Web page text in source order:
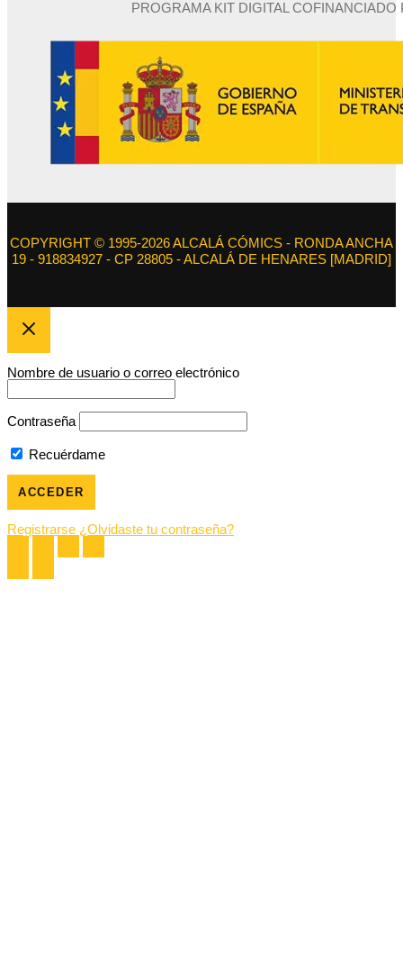
PROGRAMA KIT DIGITAL
COPYRIGHT © 1995-2026 ALCALÁ CÓMICS - RONDA ANCHA
19 - 918834927 - CP 28805 - ALCALÁ DE HENARES [MADRID]
Nombre de usuario o correo electrónico
Contraseña
Recuérdame
Registrarse ¿Olvidaste tu contraseña?